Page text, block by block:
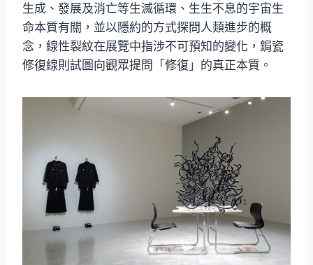
生成、發展及消亡等生滅循環、生生不息的宇宙生
命本質有關，並以隱約的方式探問人類進步的概
念，線性裂紋在展覽中指涉不可預知的變化，鋦瓷
修復線則試圖向觀眾提問「修復」的真正本質。